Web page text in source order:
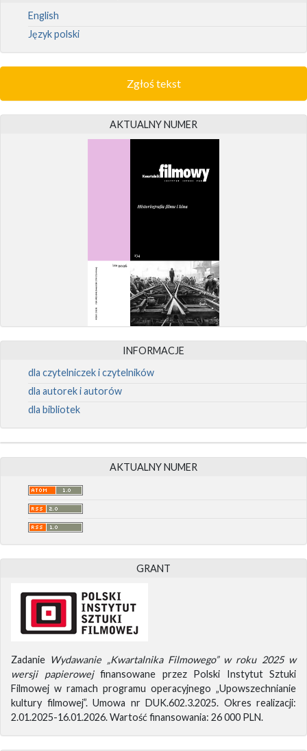
English
Język polski
Zgłoś tekst
AKTUALNY NUMER
INFORMACJE
dla czytelniczek i czytelników
dla autorek i autorów
dla bibliotek
AKTUALNY NUMER
GRANT
Zadanie Wydawanie „Kwartalnika Filmowego” w roku 2025 w
wersji papierowejfinansowane przez Polski Instytut Sztuki
Filmowej w ramach programu operacyjnego „Upowszechnianie
kultury filmowej”. Umowa nr DUK.602.3.2025. Okres realizacji:
2.01.2025-16.01.2026. Wartość finansowania: 26 000 PLN.